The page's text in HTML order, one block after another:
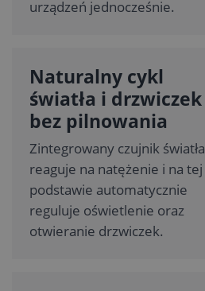
urządzeń jednocześnie.
Naturalny cykl
światła i drzwiczek
bez pilnowania
Zintegrowany czujnik światła
reaguje na natężenie i na tej
podstawie automatycznie
reguluje oświetlenie oraz
otwieranie drzwiczek.